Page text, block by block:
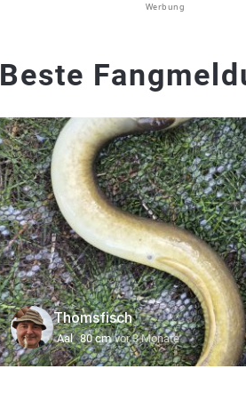
Werbung
Beste
Thomsfisch
Aal 80 cm vor 3 Monate